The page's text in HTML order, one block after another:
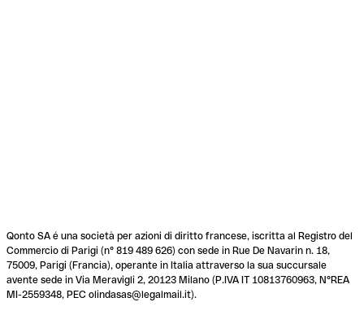
Qonto SA é una società per azioni di diritto francese, iscritta al Registro del
Commercio di Parigi (n° 819 489 626) con sede in Rue De Navarin n. 18,
75009, Parigi (Francia), operante in Italia attraverso la sua succursale
avente sede in Via Meravigli 2, 20123 Milano (P.IVA IT 10813760963, N°REA
MI-2559348, PEC olindasas@legalmail.it).